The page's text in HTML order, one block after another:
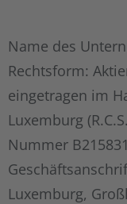
Name des
Rechtsform:
eingetragen im
Luxemburg
Nummer B215831
Luxemburg,